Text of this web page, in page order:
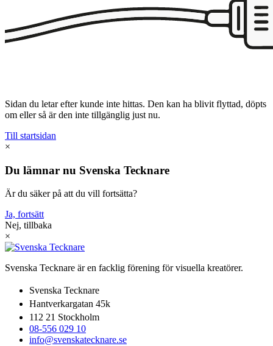
Sidan du letar efter kunde inte hittas. Den kan ha blivit flyttad, döpts
om eller så är den inte tillgänglig just nu.
Till startsidan
×
Du lämnar nu Svenska Tecknare
Är du säker på att du vill fortsätta?
Ja, fortsätt
Nej, tillbaka
×
Svenska Tecknare är en facklig förening för visuella kreatörer.
Svenska Tecknare
Hantverkargatan 45k
112 21 Stockholm
08-556 029 10
info@svenskatecknare.se